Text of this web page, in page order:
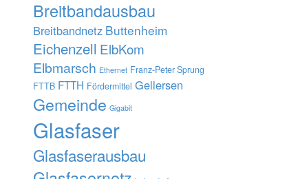
Breitbandausbau
Breitbandnetz Buttenheim
Eichenzell ElbKom
Elbmarsch Ethernet Franz-Peter Sprung
FTTB FTTH Fördermittel Gellersen
Gemeinde Gigabit
Glasfaser
Glasfaserausbau